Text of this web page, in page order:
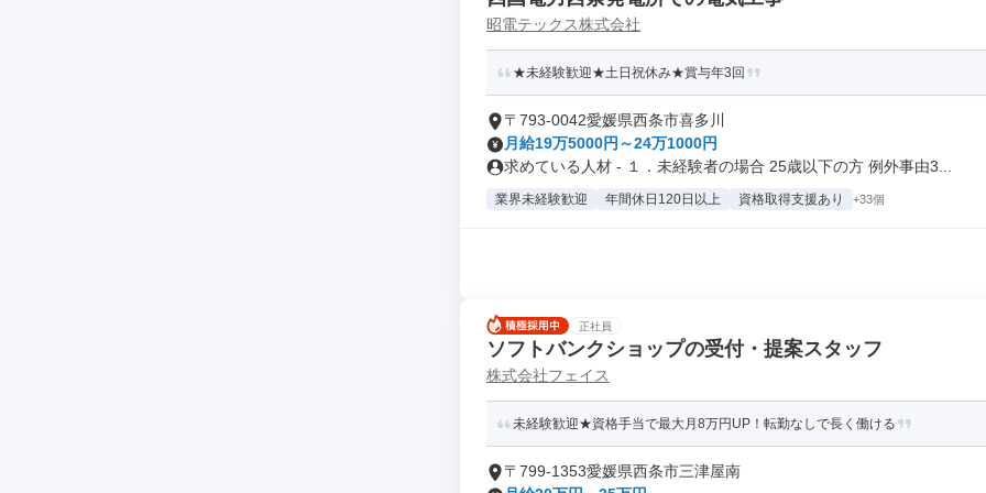
昭電テックス株式会社
★未経験歓迎★土日祝休み★賞与年3回
〒793-0042愛媛県西条市喜多川
月給19万5000円～24万1000円
求めている人材 - １．未経験者の場合 25歳以下の方 例外事由3...
業界未経験歓迎 年間休日120日以上 資格取得支援あり +33個
正社員
ソフトバンクショップの受付・提案スタッフ
株式会社フェイス
未経験歓迎★資格手当で最大月8万円UP！転勤なしで長く働ける
〒799-1353愛媛県西条市三津屋南